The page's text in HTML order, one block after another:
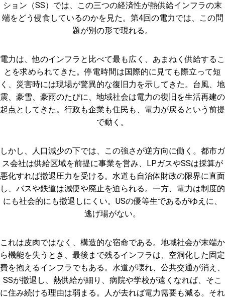
ション（SS）では、この三つの経済性が熱供給インフラの末
端をどう侵食しているのかを見た。第4回の電力では、この問
題が別の形で現れる。
電力は、他のインフラと比べて最も広く、あまねく供給するこ
とを求められてきた。停電時間は国際的に見ても際立って短
く、災害時には現場が驚異的な復旧力を示してきた。台風、地
震、豪雪、豪雨のたびに、地域社会は電力の復旧を生活再建の
起点としてきた。行政も企業も住民も、電力が戻るという前提
で動く。
しかし、人口減少の下では、この強さが逆方向に働く。都市ガ
ス会社は供給区域を前提に事業を営み、LPガスやSSは採算が
悪化すれば撤退圧力を受ける。水道も自治体財政の限界に直面
し、バスや鉄道は減便や廃止を迫られる。一方、電力は制度的
にも社会的にも撤退しにくい。USの優等生であるがゆえに、
逃げ場がない。
これは皮肉ではなく、構造的な宿命である。地域社会が末端か
ら機能を失うとき、最後まで残るインフラは、空洞化した固定
費を抱えるインフラでもある。水道が壊れ、公共交通が消え、
SSが撤退し、熱供給が細り、病院や学校が遠くなれば、そこ
に住み続ける理由は弱まる。人が去れば電力需要も減る。それ